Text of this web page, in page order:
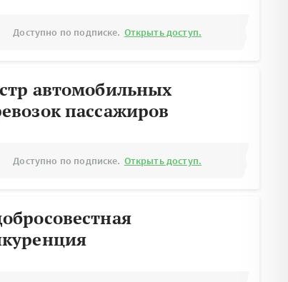
Доступно по подписке. Открыть доступ.
автомобильных
пассажиров
Доступно по подписке. Открыть доступ.